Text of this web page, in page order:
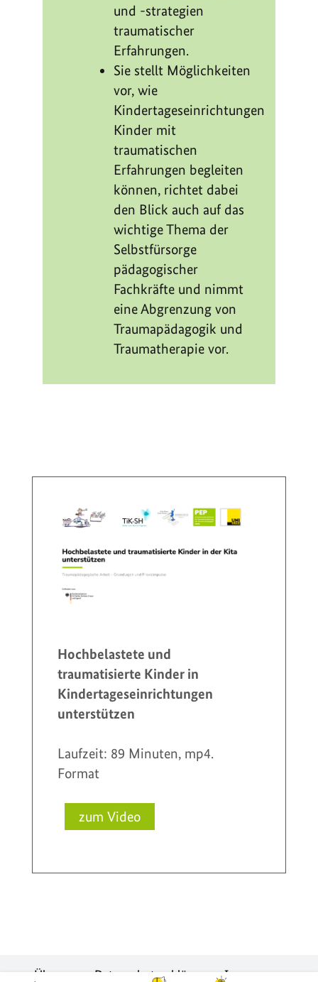
und -strategien
traumatischer
Erfahrungen.
Sie stellt Möglichkeiten
vor, wie
Kindertageseinrichtungen
Kinder mit
traumatischen
Erfahrungen begleiten
können, richtet dabei
den Blick auch auf das
wichtige Thema der
Selbstfürsorge
pädagogischer
Fachkräfte und nimmt
eine Abgrenzung von
Traumapädagogik und
Traumatherapie vor.
Hochbelastete und
traumatisierte Kinder in
Kindertageseinrichtungen
unterstützen
Laufzeit: 89 Minuten, mp4.
Format
Über uns Datenschutzerklärung Impressum